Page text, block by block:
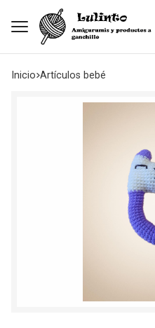
Inicio artículos bebé